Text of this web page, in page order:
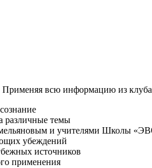
всю информацию из
различные темы
и учителями Школы
убеждений
источников
применения